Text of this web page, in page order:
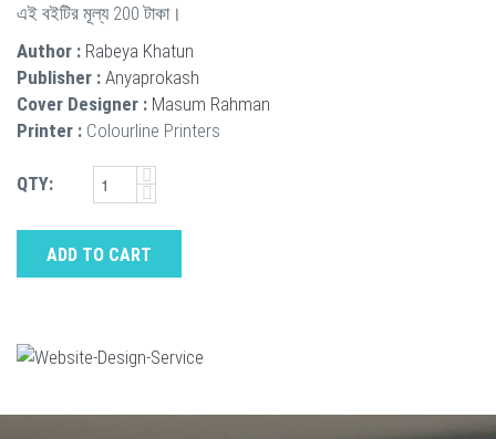
এই বইটির মূল্য 200 টাকা।
Author : Rabeya Khatun
Publisher : Anyaprokash
Cover Designer : Masum Rahman
Printer : Colourline Printers
QTY:
ADD TO CART